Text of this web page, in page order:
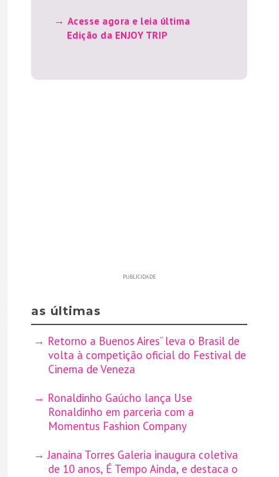
Acesse agora e leia última
Edição da ENJOY TRIP
PUBLICIDADE
as últimas
Retorno a Buenos Aires” leva o Brasil de
volta à competição oficial do Festival de
Cinema de Veneza
Ronaldinho Gaúcho lança Use
Ronaldinho em parceria com a
Momentus Fashion Company
Janaina Torres Galeria inaugura coletiva
de 10 anos, É Tempo Ainda, e destaca o